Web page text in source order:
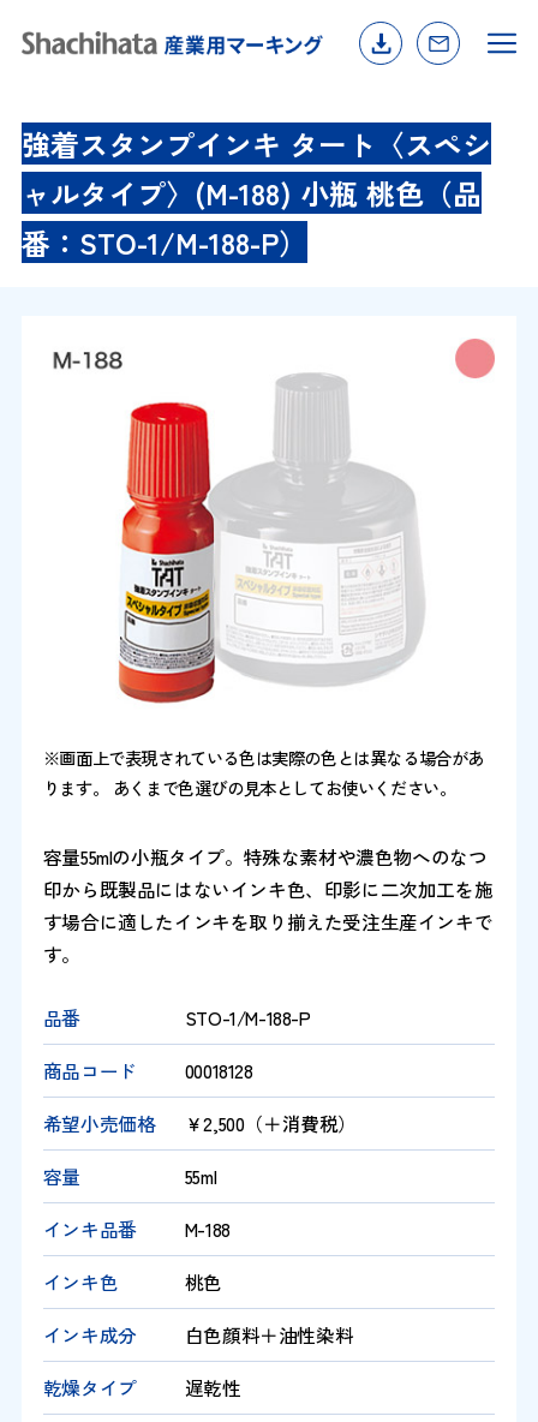
強着スタンプインキ タート〈スペシ
ャルタイプ〉(M-188) 小瓶 桃色（品
番：STO-1/M-188-P）
※画面上で表現されている色は実際の色とは異なる場合があ
ります。 あくまで色選びの見本としてお使いください。
容量55mlの小瓶タイプ。特殊な素材や濃色物へのなつ
印から既製品にはないインキ色、印影に二次加工を施
す場合に適したインキを取り揃えた受注生産インキで
す。
品番
STO-1/M-188-P
商品コード
00018128
希望小売価格
￥2,500（＋消費税）
容量
55ml
インキ品番
M-188
インキ色
桃色
インキ成分
白色顔料＋油性染料
乾燥タイプ
遅乾性